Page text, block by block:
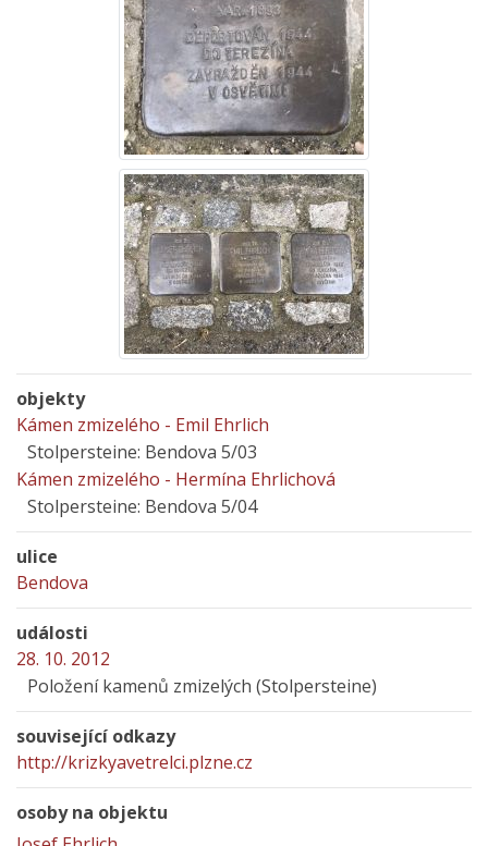
objekty
Kámen zmizelého - Emil Ehrlich
Stolpersteine: Bendova 5/03
Kámen zmizelého - Hermína Ehrlichová
Stolpersteine: Bendova 5/04
ulice
Bendova
události
28. 10. 2012
Položení kamenů zmizelých (Stolpersteine)
související odkazy
http://krizkyavetrelci.plzne.cz
osoby na objektu